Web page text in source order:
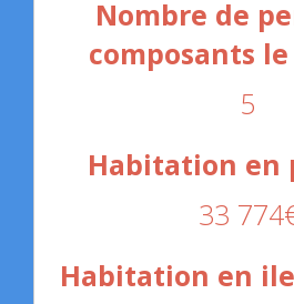
5
33